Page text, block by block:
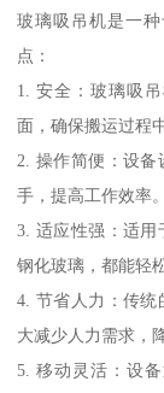
玻璃吸吊机是一
点：
1. 安全：玻璃吸
面，确保搬运过程
2. 操作简便：设
手，提高工作效率。
3. 适应性强：适
钢化玻璃，都能轻
4. 节省人力：传
大减少人力需求，
5. 移动灵活：设